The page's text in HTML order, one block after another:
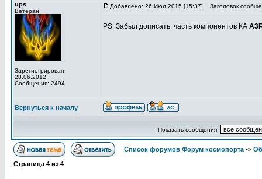
ups
Ветеран
Зарегистрирован:
28.06.2012
Сообщения: 2494
Добавлено: 26 Июл 2015 [15:37] Заголовок
PS. Забыл дописать, часть компонентов КА
Вернуться к началу
Показать сообщения:
Список форумов Форум космопорта ->
Страница 4 из 4